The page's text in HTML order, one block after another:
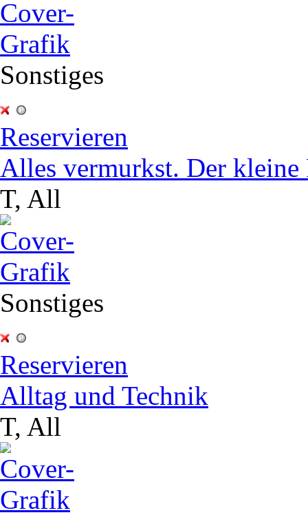
Sonstiges
Reservieren
Alles vermurkst. Der kleine
T, All
Sonstiges
Reservieren
Alltag und Technik
T, All